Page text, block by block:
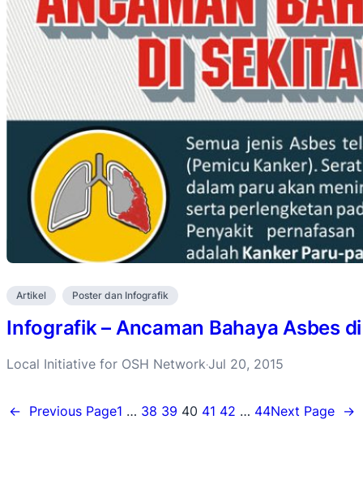
Artikel Poster dan Infografik
Infografik – Ancaman Bahaya Asbes
Local Initiative for OSH Network·Jul 20, 2015
← Previous Page1 … 38 39 40 41 42 … 44Next Page →